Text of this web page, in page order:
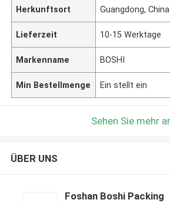
Herkunftsort Guangdong, China
Lieferzeit 10-15 Werktage
Markenname BOSHI
Min Bestellmenge Ein stellt ein
Sehen Sie mehr
ÜBER UNS
Foshan Boshi Packing